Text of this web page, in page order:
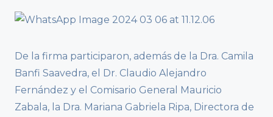
De la firma participaron, además de la Dra. Camila
Banfi Saavedra, el Dr. Claudio Alejandro
Fernández y el Comisario General Mauricio
Zabala, la Dra. Mariana Gabriela Ripa, Directora de